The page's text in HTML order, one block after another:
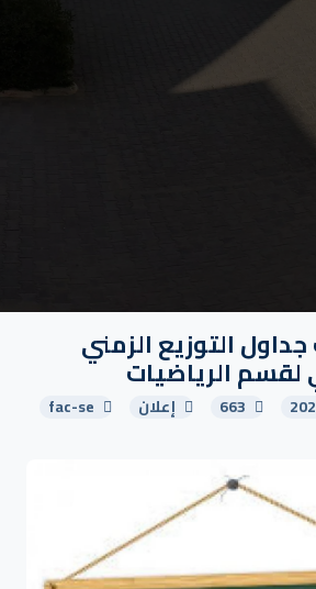
التوزيع الزمني
لقسم الرياضيات
663 إعلان
fac-se